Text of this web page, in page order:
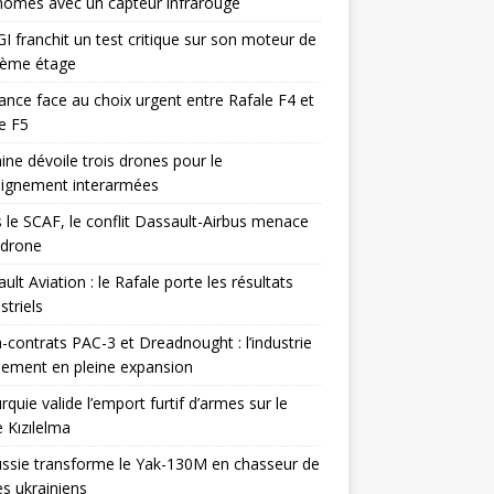
franchit un test critique sur son moteur de
étage
face au choix urgent entre Rafale F4 et
F5
dévoile trois drones pour le
interarmées
le SCAF, le conflit Dassault-Airbus menace
Aviation : le Rafale porte les résultats
contrats PAC-3 et Dreadnought : l’industrie
en pleine expansion
valide l’emport furtif d’armes sur le
transforme le Yak-130M en chasseur de
ukrainiens